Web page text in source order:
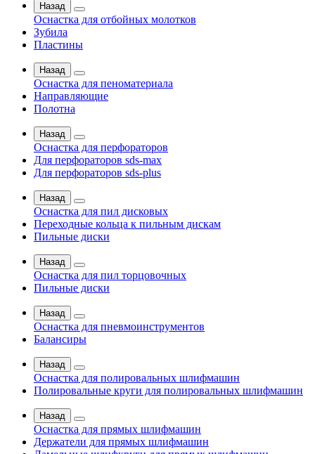
Назад
Оснастка для отбойных молотков
Зубила
Пластины
Назад
Оснастка для пеноматериала
Направляющие
Полотна
Назад
Оснастка для перфораторов
Для перфораторов sds-max
Для перфораторов sds-plus
Назад
Оснастка для пил дисковых
Переходные кольца к пильным дискам
Пильные диски
Назад
Оснастка для пил торцовочных
Пильные диски
Назад
Оснастка для пневмоинструментов
Балансиры
Назад
Оснастка для полировальных шлифмашин
Полировальные круги для полировальных шлифмашин
Назад
Оснастка для прямых шлифмашин
Держатели для прямых шлифмашин